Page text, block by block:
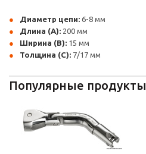
Диаметр цепи: 6-8 мм
Длина (A): 200 мм
Ширина (B): 15 мм
Толщина (C): 7/17 мм
Популярные продукты